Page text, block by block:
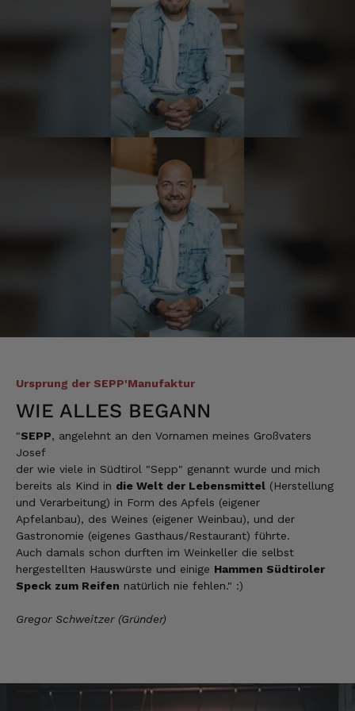
Ursprung der SEPP'Manufaktur
WIE ALLES BEGANN
"SEPP, angelehnt an den Vornamen meines Großvaters
Josef
der wie viele in Südtirol "Sepp" genannt wurde und mich
bereits als Kind in die Welt der Lebensmittel (Herstellung
und Verarbeitung) in Form des Apfels (eigener
Apfelanbau), des Weines (eigener Weinbau), und der
Gastronomie (eigenes Gasthaus/Restaurant) führte.
Auch damals schon durften im Weinkeller die selbst
hergestellten Hauswürste und einige Hammen Südtiroler
Speck zum Reifen natürlich nie fehlen." :)
Gregor Schweitzer (Gründer)
Verifizierter Kunde
Top Ware. Top Lieferung. Immer wieder👍
Verifizierter Kunde
Schmeckt alles sehe lecker würde und werde
immer wieder bestellen. 👍🤤🤤❤️
Verifizierter Kunde
Eurer Speck 🥓 ist einfach zum reinknien. Der
Geschmack… wie auf Wolke sieben.
Wolfgang
Verpackung, alles super. Bei kleinen
man ohne bedenken bestellen.
Steffi
Verifizierter Kunde
Sehr gute Produkte und auch eine schnelle
Lieferung. Produkte auch lange haltbar.
7.8.2026
Verifizierter Kunde
Qualität liefert